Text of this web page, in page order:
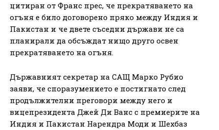
цитиран от Франс прес, че прекратяването на
огъня е било договорено пряко между Индия и
Пакистан и че двете съседни държави не са
планирали да обсъждат нищо друго освен
прекратяването на огъня.
Държавният секретар на САЩ Марко Рубио
заяви, че споразумението е постигнато след
продължителни преговори между него и
вицепрезидента Джей Ди Ванс с премиерите на
Индия и Пакистан Нарендра Моди и Шехбаз